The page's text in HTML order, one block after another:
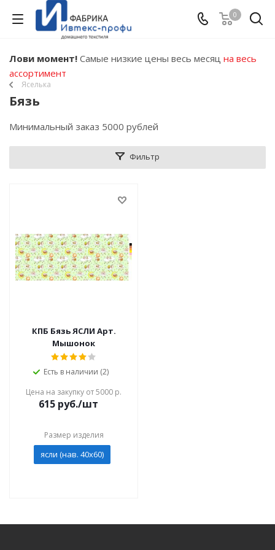
0
Лови момент! Самые низкие цены весь месяц на весь
ассортимент
Яселька
Бязь
Минимальный заказ 5000 рублей
Фильтр
КПБ Бязь ЯСЛИ Арт.
Мышонок
Есть в наличии (2)
Цена на закупку от 5000 р.
615 руб./шт
Размер изделия
ясли (нав. 40х60)